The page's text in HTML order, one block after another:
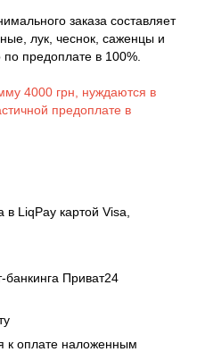
заказа составляет
лук, чеснок, саженцы и
предоплате в 100%.
4000 грн, нуждаются в
предоплате в
LiqPay картой Visa,
банкинга Приват24
к оплате наложенным